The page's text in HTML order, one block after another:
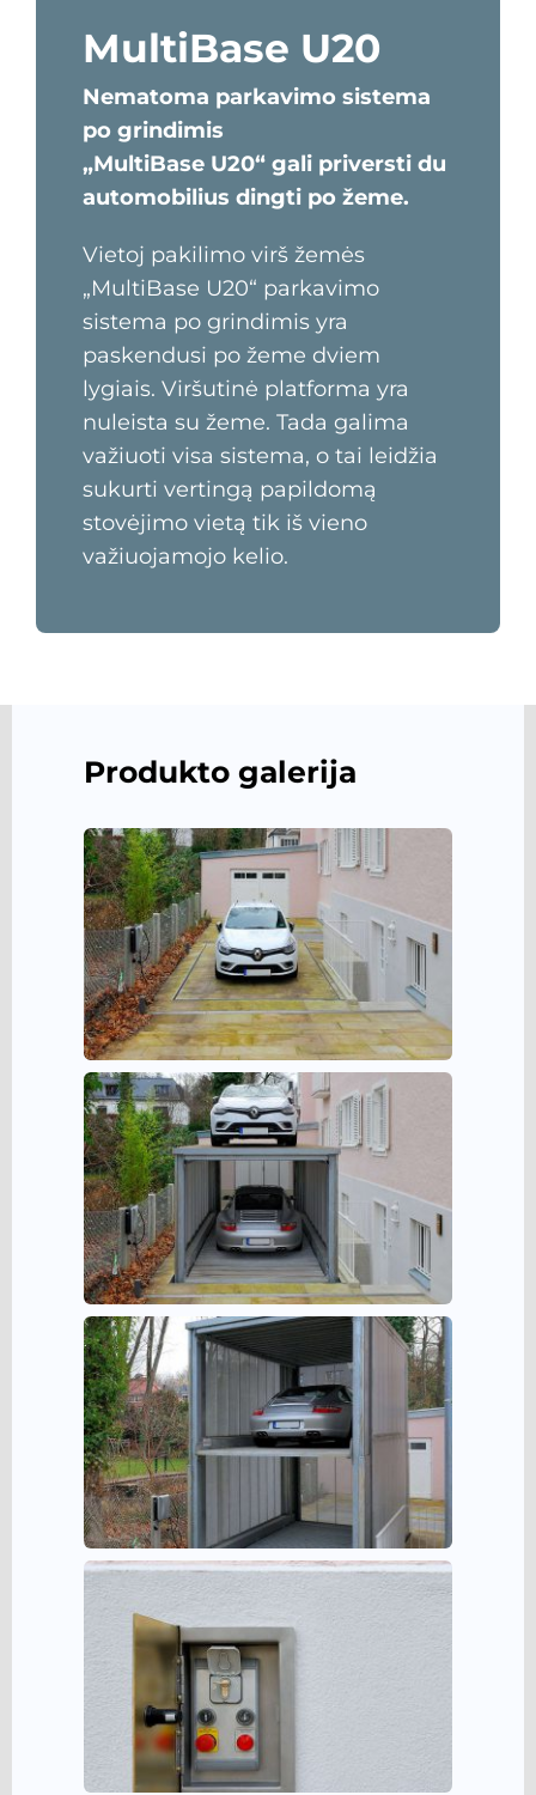
MultiBase U20
Nematoma parkavimo sistema
po grindimis
„MultiBase U20“ gali priversti du
automobilius dingti po žeme.
Vietoj pakilimo virš žemės
„MultiBase U20“ parkavimo
sistema po grindimis yra
paskendusi po žeme dviem
lygiais. Viršutinė platforma yra
nuleista su žeme. Tada galima
važiuoti visa sistema, o tai leidžia
sukurti vertingą papildomą
stovėjimo vietą tik iš vieno
važiuojamojo kelio.
Produkto galerija